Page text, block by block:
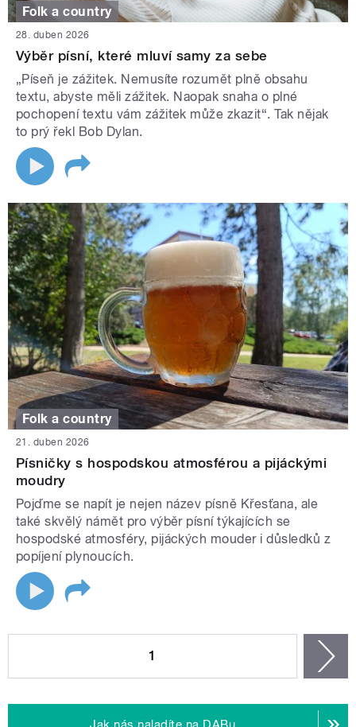
Folk a country
28. duben 2026
Výběr písní, které mluví samy za sebe
„Píseň je zážitek. Nemusíte rozumět plně obsahu
textu, abyste měli zážitek. Naopak snaha o plné
pochopení textu vám zážitek může zkazit“. Tak nějak
to prý řekl Bob Dylan.
Folk a country
21. duben 2026
Písničky s hospodskou atmosférou a pijáckými
moudry
Pojďme se napít je nejen název písně Křesťana, ale
také skvělý námět pro výběr písní týkajících se
hospodské atmosféry, pijáckých mouder i důsledků z
popíjení plynoucích.
1